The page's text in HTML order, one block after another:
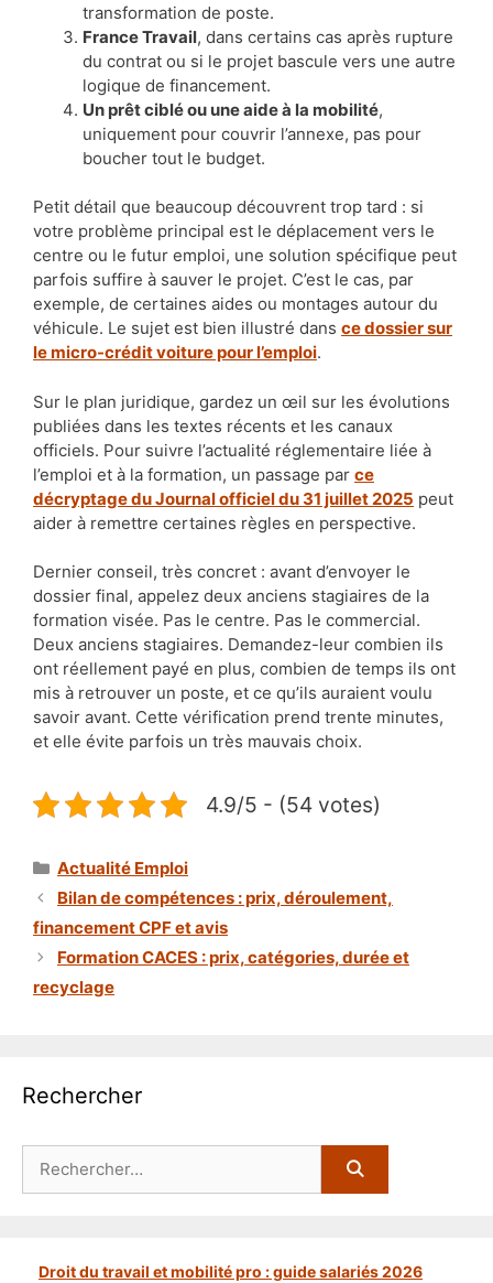
transformation de poste.
France Travail, dans certains cas après rupture
du contrat ou si le projet bascule vers une autre
logique de financement.
Un prêt ciblé ou une aide à la mobilité,
uniquement pour couvrir l’annexe, pas pour
boucher tout le budget.
Petit détail que beaucoup découvrent trop tard : si
votre problème principal est le déplacement vers le
centre ou le futur emploi, une solution spécifique peut
parfois suffire à sauver le projet. C’est le cas, par
exemple, de certaines aides ou montages autour du
véhicule. Le sujet est bien illustré dans ce dossier sur
le micro-crédit voiture pour l’emploi.
Sur le plan juridique, gardez un œil sur les évolutions
publiées dans les textes récents et les canaux
officiels. Pour suivre l’actualité réglementaire liée à
l’emploi et à la formation, un passage par ce
décryptage du Journal officiel du 31 juillet 2025 peut
aider à remettre certaines règles en perspective.
Dernier conseil, très concret : avant d’envoyer le
dossier final, appelez deux anciens stagiaires de la
formation visée. Pas le centre. Pas le commercial.
Deux anciens stagiaires. Demandez-leur combien ils
ont réellement payé en plus, combien de temps ils ont
mis à retrouver un poste, et ce qu’ils auraient voulu
savoir avant. Cette vérification prend trente minutes,
et elle évite parfois un très mauvais choix.
4.9/5 - (54 votes)
Catégories
Actualité Emploi
Bilan de compétences : prix, déroulement,
financement CPF et avis
Formation CACES : prix, catégories, durée et
recyclage
Rechercher
Droit du travail et mobilité pro : guide salariés 2026